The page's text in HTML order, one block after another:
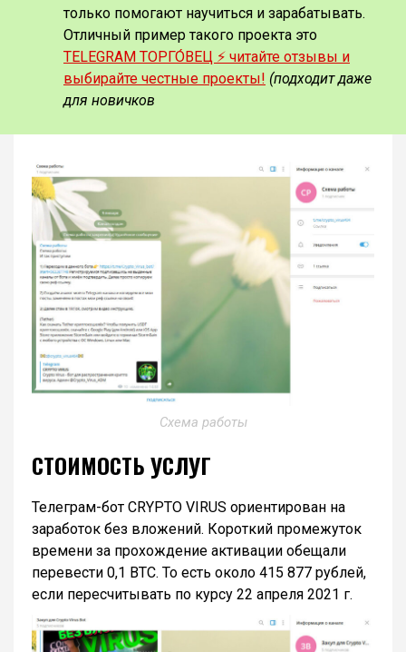
только помогают научиться и зарабатывать.
Отличный пример такого проекта это
TELEGRAM ТОРГО́ВЕЦ ⚡️ читайте отзывы и
выбирайте честные проекты! (подходит даже
для новичков
Схема работы
СТОИМОСТЬ УСЛУГ
Телеграм-бот CRYPTO VIRUS ориентирован на
заработок без вложений. Короткий промежуток
времени за прохождение активации обещали
перевести 0,1 BTC. То есть около 415 877 рублей,
если пересчитывать по курсу 22 апреля 2021 г.